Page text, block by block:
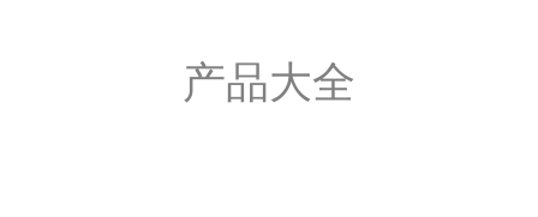
产品大全